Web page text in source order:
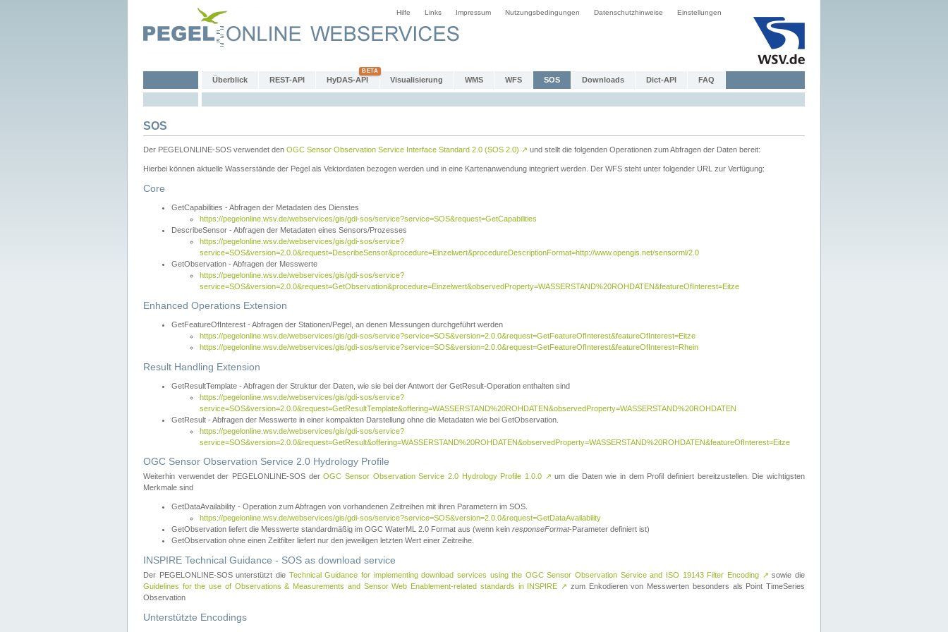
Hilfe Links Impressum Nutzungsbedingungen Datenschutzhinweise Einstellungen
Überblick REST-API HyDAS-API Visualisierung WMS WFS SOS Downloads Dict-API FAQ
SOS
Der PEGELONLINE-SOS verwendet den OGC Sensor Observation Service Interface Standard 2.0 (SOS 2.0) ↗ und stellt die folgenden Operationen zum Abfragen der Daten bereit:
Hierbei können aktuelle Wasserstände der Pegel als Vektordaten bezogen werden und in eine Kartenanwendung integriert werden. Der WFS steht unter folgender URL zur Verfügung:
Core
GetCapabilities - Abfragen der Metadaten des Dienstes
https://pegelonline.wsv.de/webservices/gis/gdi-sos/service?service=SOS&request=GetCapabilities
DescribeSensor - Abfragen der Metadaten eines Sensors/Prozesses
https://pegelonline.wsv.de/webservices/gis/gdi-sos/service?
service=SOS&version=2.0.0&request=DescribeSensor&procedure=Einzelwert&procedureDescriptionFormat=http://www.opengis.net/sensorml/2.0
GetObservation - Abfragen der Messwerte
https://pegelonline.wsv.de/webservices/gis/gdi-sos/service?
service=SOS&version=2.0.0&request=GetObservation&procedure=Einzelwert&observedProperty=WASSERSTAND%20ROHDATEN&featureOfInterest=Eitze
Enhanced Operations Extension
GetFeatureOfInterest - Abfragen der Stationen/Pegel, an denen Messungen durchgeführt werden
https://pegelonline.wsv.de/webservices/gis/gdi-sos/service?service=SOS&version=2.0.0&request=GetFeatureOfInterest&featureOfInterest=Eitze
https://pegelonline.wsv.de/webservices/gis/gdi-sos/service?service=SOS&version=2.0.0&request=GetFeatureOfInterest&featureOfInterest=Rhein
Result Handling Extension
GetResultTemplate - Abfragen der Struktur der Daten, wie sie bei der Antwort der GetResult-Operation enthalten sind
https://pegelonline.wsv.de/webservices/gis/gdi-sos/service?
service=SOS&version=2.0.0&request=GetResultTemplate&offering=WASSERSTAND%20ROHDATEN&observedProperty=WASSERSTAND%20ROHDATEN
GetResult - Abfragen der Messwerte in einer kompakten Darstellung ohne die Metadaten wie bei GetObservation.
https://pegelonline.wsv.de/webservices/gis/gdi-sos/service?
service=SOS&version=2.0.0&request=GetResult&offering=WASSERSTAND%20ROHDATEN&observedProperty=WASSERSTAND%20ROHDATEN&featureOfInterest=Eitze
OGC Sensor Observation Service 2.0 Hydrology Profile
Weiterhin verwendet der PEGELONLINE-SOS derOGC Sensor Observation Service 2.0 Hydrology Profile 1.0.0 ↗ um die Daten wie in dem Profil definiert bereitzustellen. Die wichtigsten
Merkmale sind
GetDataAvailability - Operation zum Abfragen von vorhandenen Zeitreihen mit ihren Parametern im SOS.
https://pegelonline.wsv.de/webservices/gis/gdi-sos/service?service=SOS&version=2.0.0&request=GetDataAvailability
GetObservation liefert die Messwerte standardmäßig im OGC WaterML 2.0 Format aus (wenn kein responseFormat-Parameter definiert ist)
GetObservation ohne einen Zeitfilter liefert nur den jeweiligen letzten Wert einer Zeitreihe.
INSPIRE Technical Guidance - SOS as download service
Der PEGELONLINE-SOS unterstützt die Technical Guidance for implementing download services using the OGC Sensor Observation Service and ISO 19143 Filter Encoding ↗ sowie die
Guidelines for the use of Observations & Measurements and Sensor Web Enablement-related standards in INSPIRE ↗ zum Enkodieren von Messwerten besonders als Point TimeSeries
Observation
Unterstützte Encodings